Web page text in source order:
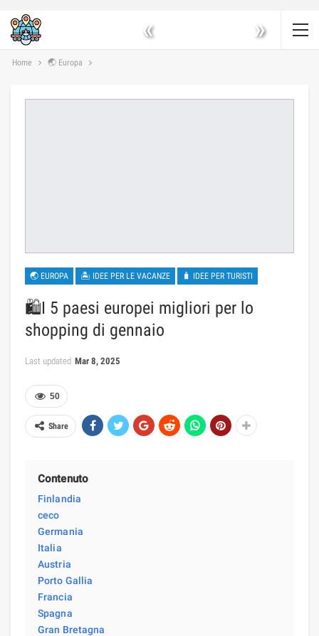
« »
Home 🌏 Europa
🌏 EUROPA 🏝 IDEE PER LE VACANZE 🧳 IDEE PER TURISTI
🛍️I 5 paesi europei migliori per lo
shopping di gennaio
Last updated Mar 8, 2025
50
Share
Contenuto
Finlandia
ceco
Germania
Italia
Austria
Porto Gallia
Francia
Spagna
Gran Bretagna